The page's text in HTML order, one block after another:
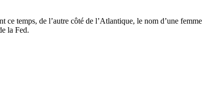
temps, de l’autre côté de l’Atlantique, le nom d’une
la Fed.